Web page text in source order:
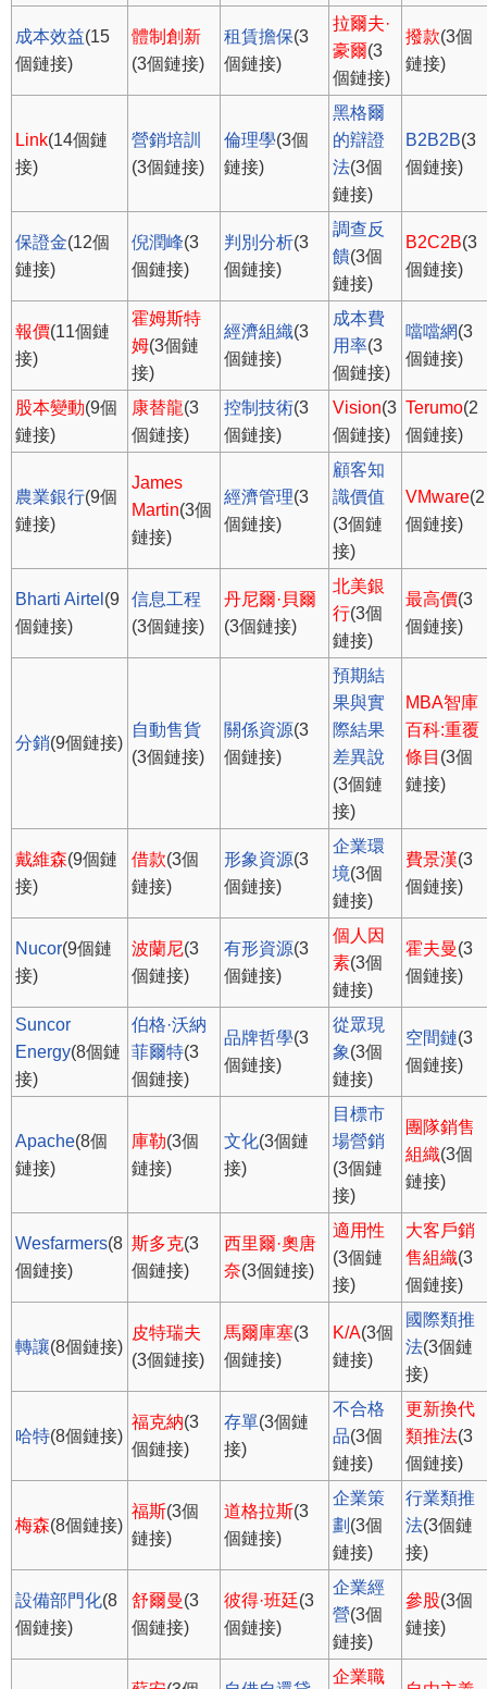
成本效益(15
個鏈接)
體制創新
(3個鏈接)
租賃擔保(3
個鏈接)
拉爾夫·
豪爾(3
個鏈接)
撥款(3個
鏈接)
Link(14個鏈
接)
營銷培訓
(3個鏈接)
倫理學(3個
鏈接)
黑格爾
的辯證
法(3個
鏈接)
B2B2B(3
個鏈接)
保證金(12個
鏈接)
倪潤峰(3
個鏈接)
判別分析(3
個鏈接)
調查反
饋(3個
鏈接)
B2C2B(3
個鏈接)
報價(11個鏈
接)
霍姆斯特
姆(3個鏈
接)
經濟組織(3
個鏈接)
成本費
用率(3
個鏈接)
噹噹網(3
個鏈接)
股本變動(9個
鏈接)
康替龍(3
個鏈接)
控制技術(3
個鏈接)
Vision(3
個鏈接)
Terumo(2
個鏈接)
農業銀行(9個
鏈接)
James
Martin(3個
鏈接)
經濟管理(3
個鏈接)
顧客知
識價值
(3個鏈
接)
VMware(2
個鏈接)
Bharti Airtel (9
個鏈接)
信息工程
(3個鏈接)
丹尼爾·貝爾
(3個鏈接)
北美銀
行(3個
鏈接)
最高價(3
個鏈接)
分銷(9個鏈接)
自動售貨
(3個鏈接)
關係資源(3
個鏈接)
預期結
果與實
際結果
差異說
(3個鏈
接)
MBA智庫
百科:重覆
條目 (3個
鏈接)
戴維森(9個鏈
接)
借款(3個
鏈接)
形象資源(3
個鏈接)
企業環
境(3個
鏈接)
費景漢(3
個鏈接)
Nucor(9個鏈
接)
波蘭尼(3
個鏈接)
有形資源(3
個鏈接)
個人因
素(3個
鏈接)
霍夫曼(3
個鏈接)
Suncor
Energy(8個鏈
接)
伯格·沃納
菲爾特(3
個鏈接)
品牌哲學(3
個鏈接)
從眾現
象(3個
鏈接)
空間鏈(3
個鏈接)
Apache(8個
鏈接)
庫勒(3個
鏈接)
文化(3個鏈
接)
目標市
場營銷
(3個鏈
接)
團隊銷售
組織(3個
鏈接)
Wesfarmers(8
個鏈接)
斯多克(3
個鏈接)
西里爾·奧唐
奈(3個鏈接)
適用性
(3個鏈
接)
大客戶銷
售組織(3
個鏈接)
轉讓(8個鏈接)
皮特瑞夫
(3個鏈接)
馬爾庫塞(3
個鏈接)
K/A(3個
鏈接)
國際類推
法(3個鏈
接)
哈特(8個鏈接)
福克納(3
個鏈接)
存單(3個鏈
接)
不合格
品(3個
鏈接)
更新換代
類推法(3
個鏈接)
梅森(8個鏈接)
福斯(3個
鏈接)
道格拉斯(3
個鏈接)
企業策
劃 (3個
鏈接)
行業類推
法(3個鏈
接)
設備部門化(8
個鏈接)
舒爾曼(3
個鏈接)
彼得·班廷(3
個鏈接)
企業經
營(3個
鏈接)
參股(3個
鏈接)
企業職